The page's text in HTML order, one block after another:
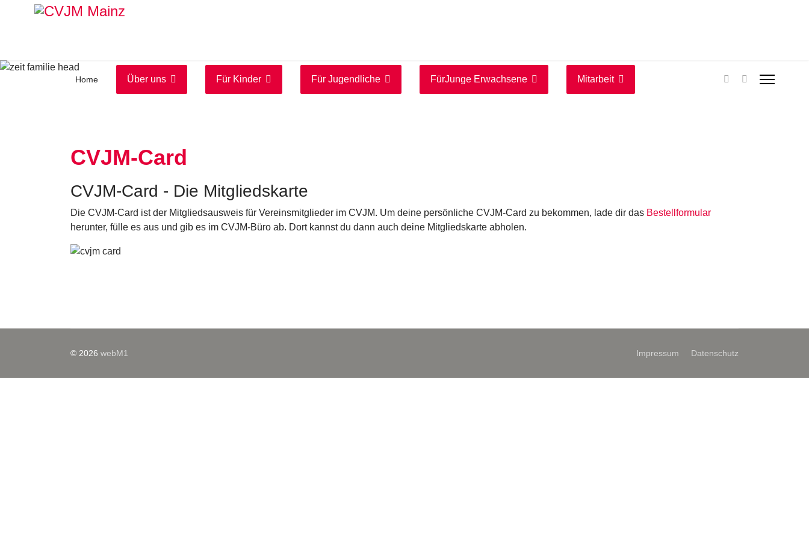
Home Über uns Für Kinder Für Jugendliche FürJunge Erwachsene Mitarbeit
CVJM-Card
CVJM-Card - Die Mitgliedskarte
Die CVJM-Card ist der Mitgliedsausweis für Vereinsmitglieder im CVJM. Um deine persönliche CVJM-Card zu bekommen, lade dir das Bestellformular
herunter, fülle es aus und gib es im CVJM-Büro ab. Dort kannst du dann auch deine Mitgliedskarte abholen.
© 2026 webM1 Impressum
Datenschutz